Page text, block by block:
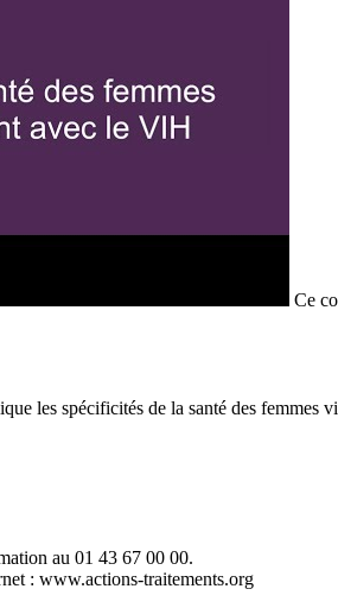
Ce
les spécificités de la santé des femmes
au 01 43 67 00 00.
: www.actions-traitements.org